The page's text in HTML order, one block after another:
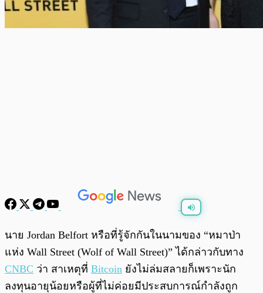
0:00
นาย Jordan Belfort หรือที่รู้จักกันในนามของ “หมาป่า
แห่ง Wall Street (Wolf of Wall Street)” ได้กล่าวกับทาง
CNBC ว่า สาเหตุที่ Bitcoin ยังไม่ล่มสลายก็เพราะนัก
ลงทุนอายุน้อยหรือผู้ที่ไม่ค่อยมีประสบการณ์กำลังถูก